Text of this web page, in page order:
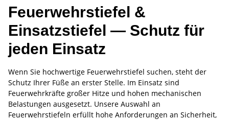
Feuerwehrstiefel &
Einsatzstiefel — Schutz für
jeden Einsatz
Wenn Sie hochwertige Feuerwehrstiefel suchen, steht der
Schutz Ihrer Füße an erster Stelle. Im Einsatz sind
Feuerwehrkräfte großer Hitze und hohen mechanischen
Belastungen ausgesetzt. Unsere Auswahl an
Feuerwehrstiefeln erfüllt hohe Anforderungen an Sicherheit,